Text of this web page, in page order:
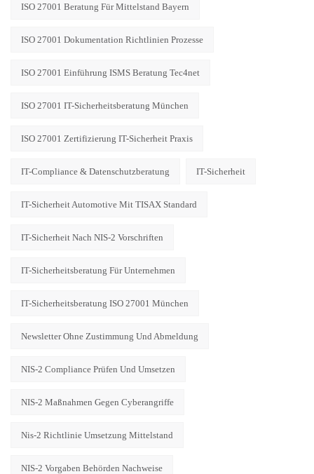
ISO 27001 Beratung Für Mittelstand Bayern
ISO 27001 Dokumentation Richtlinien Prozesse
ISO 27001 Einführung ISMS Beratung Tec4net
ISO 27001 IT-Sicherheitsberatung München
ISO 27001 Zertifizierung IT-Sicherheit Praxis
IT-Compliance & Datenschutzberatung IT-Sicherheit
IT-Sicherheit Automotive Mit TISAX Standard
IT-Sicherheit Nach NIS-2 Vorschriften
IT-Sicherheitsberatung Für Unternehmen
IT-Sicherheitsberatung ISO 27001 München
Newsletter Ohne Zustimmung Und Abmeldung
NIS-2 Compliance Prüfen Und Umsetzen
NIS-2 Maßnahmen Gegen Cyberangriffe
Nis-2 Richtlinie Umsetzung Mittelstand
NIS-2 Vorgaben Behörden Nachweise